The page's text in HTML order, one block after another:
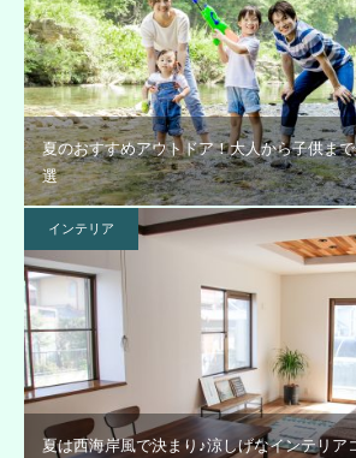
夏のおすすめアウトドア！大人から子供ま
選
インテリア
夏は西海岸風で決まり♪涼しげなインテリア